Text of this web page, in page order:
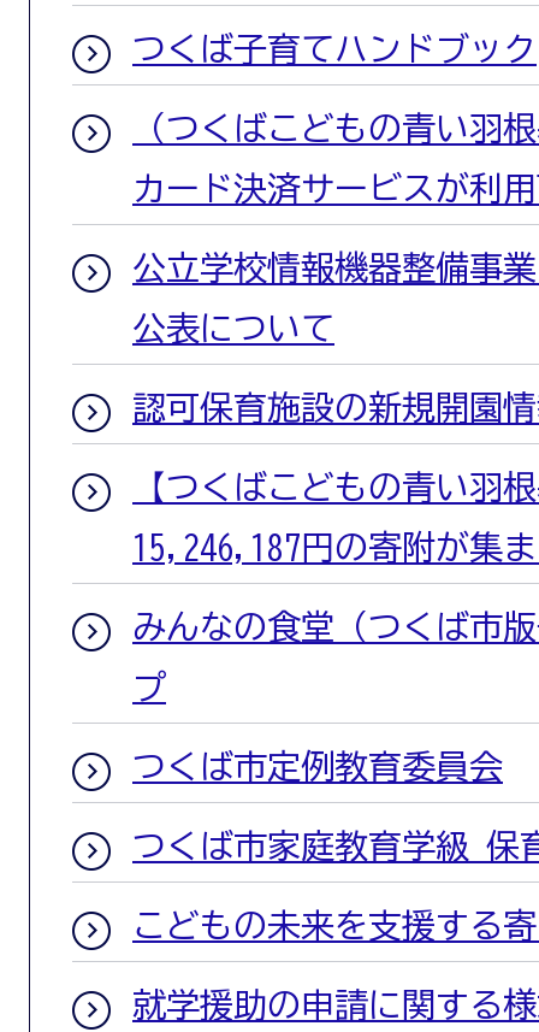
つくば子育てハンドブック
（つくばこどもの青い羽
カード決済サービスが利
公立学校情報機器整備事
公表について
認可保育施設の新規開園
【つくばこどもの青い羽
15,246,187円の寄附が集
みんなの食堂（つくば市
プ
つくば市定例教育委員会
つくば市家庭教育学級 保
こどもの未来を支援する
就学援助の申請に関する